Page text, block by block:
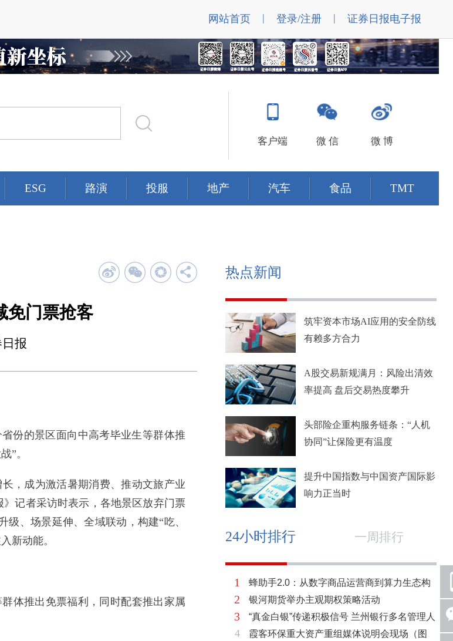
网站首页 | 登录/注册 | 证券日报电子报
客户端 微 信 微 博
ESG 路演 投服 地产 汽车 食品 TMT
免门票抢客
报
份的景区面向中高考毕业生等群体推
”。
，成为激活暑期消费、推动文旅产业
记者采访时表示，各地景区放弃门票
级、场景延伸、全域联动，构建“吃、
新动能。
体推出免票福利，同时配套推出家属
热点新闻
筑牢资本市场AI应用的安全防线
有赖多方合力
A股交易新规满月：风险出清效
率提高 盘后交易热度攀升
头部险企重构服务链条：“人机
协同”让保险更有温度
提升中国指数与中国资产国际影
响力正当时
24小时排行 一周排行
1
2
3
4
蜂助手2.0：从数字商品运营商到算力生态构
建者的跃迁
银河期货举办主观期权策略活动
“真金白银”传递积极信号 兰州银行多名管理人
员拟增持公司股份不低于600万元
霞客环保重大资产重组媒体说明会现场（图